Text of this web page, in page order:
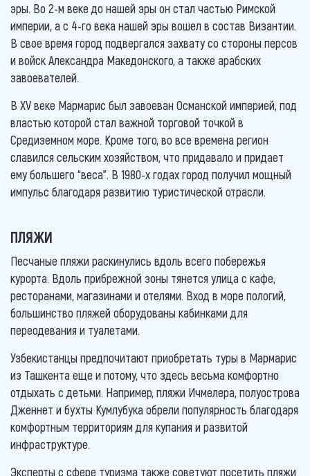
эры. Во 2-м веке до нашей эры он стал частью Римской
империи, а с 4-го века нашей эры вошел в состав Византии.
В свое время город подвергался захвату со стороны персов
и войск Александра Македонского, а также арабских
завоевателей.
В XV веке Мармарис был завоеван Османской империей, под
властью которой стал важной торговой точкой в
Средиземном море. Кроме того, во все времена регион
славился сельским хозяйством, что придавало и придает
ему большего “веса”. В 1980-х годах город получил мощный
импульс благодаря развитию туристической отрасли.
ПЛЯЖИ
Песчаные пляжи раскинулись вдоль всего побережья
курорта. Вдоль прибрежной зоны тянется улица с кафе,
ресторанами, магазинами и отелями. Вход в море пологий,
большинство пляжей оборудованы кабинками для
переодевания и туалетами.
Узбекистанцы предпочитают приобретать туры в Мармарис
из Ташкента еще и потому, что здесь весьма комфортно
отдыхать с детьми. Например, пляжи Ичмелера, полуострова
Дженнет и бухты Кумлубука обрели популярность благодаря
комфортным территориям для купания и развитой
инфраструктуре.
Эксперты с сфере туризма также советуют посетить пляжи